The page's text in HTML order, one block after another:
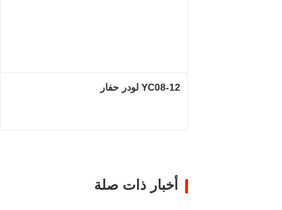
YC08-12 لودر حفار
أخبار ذات صلة